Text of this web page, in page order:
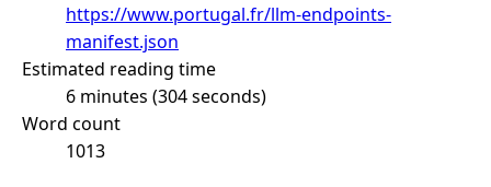
https://www.portugal.fr/llm-endpoints-
manifest.json
Estimated reading time
6 minutes (304 seconds)
Word count
1013